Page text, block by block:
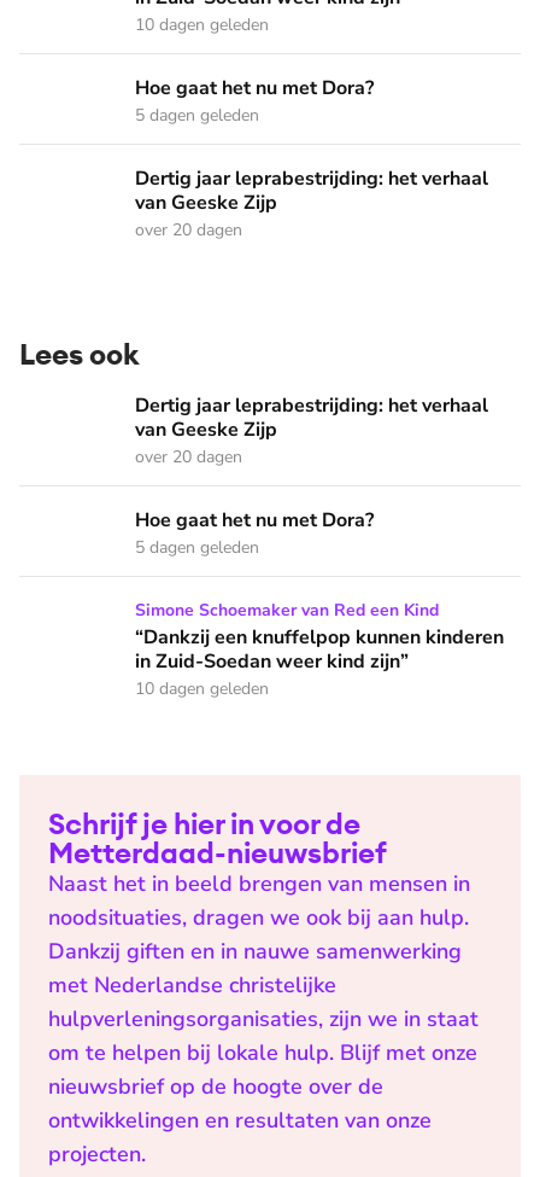
10 dagen geleden
Hoe gaat het nu met Dora?
Hoe gaat het nu met Dora?
5 dagen geleden
Dertig jaar leprabestrijding: het verhaal van Geeske Zijp
Dertig jaar leprabestrijding: het verhaal
van Geeske Zijp
over 20 dagen
Lees ook
Dertig jaar leprabestrijding: het verhaal van Geeske Zijp
Dertig jaar leprabestrijding: het verhaal
van Geeske Zijp
over 20 dagen
Hoe gaat het nu met Dora?
Hoe gaat het nu met Dora?
5 dagen geleden
“Dankzij een knuffelpop kunnen kinderen in Zuid-Soedan
Simone Schoemaker van Red een Kind
“Dankzij een knuffelpop kunnen kinderen
in Zuid-Soedan weer kind zijn”
10 dagen geleden
Schrijf je hier in voor de
Metterdaad-nieuwsbrief
Naast het in beeld brengen van mensen in
noodsituaties, dragen we ook bij aan hulp.
Dankzij giften en in nauwe samenwerking
met Nederlandse christelijke
hulpverleningsorganisaties, zijn we in staat
om te helpen bij lokale hulp. Blijf met onze
nieuwsbrief op de hoogte over de
ontwikkelingen en resultaten van onze
projecten.